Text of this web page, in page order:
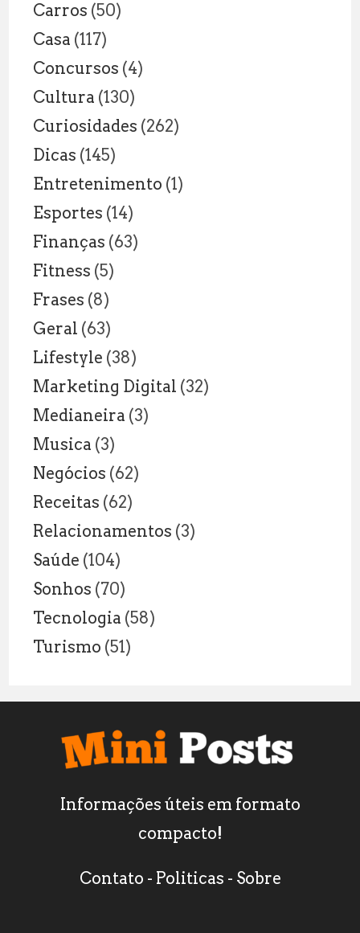
Carros (50)
Casa (117)
Concursos (4)
Cultura (130)
Curiosidades (262)
Dicas (145)
Entretenimento (1)
Esportes (14)
Finanças (63)
Fitness (5)
Frases (8)
Geral (63)
Lifestyle (38)
Marketing Digital (32)
Medianeira (3)
Musica (3)
Negócios (62)
Receitas (62)
Relacionamentos (3)
Saúde (104)
Sonhos (70)
Tecnologia (58)
Turismo (51)
Informações úteis em formato
compacto!
Contato - Politicas - Sobre